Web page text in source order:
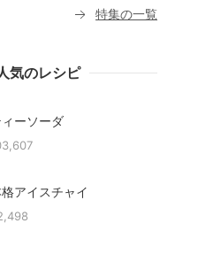
特集の一覧
気のレシピ
ィーソーダ
アイスチャイ